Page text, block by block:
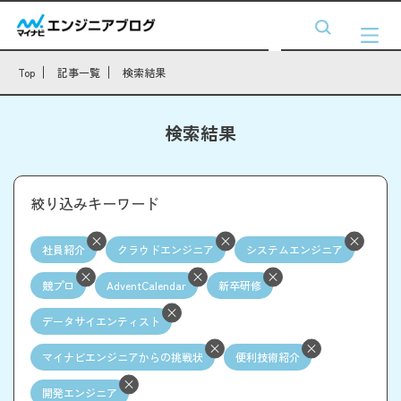
Top 記事一覧 検索結果
検索結果
絞り込みキーワード
社員紹介 クラウドエンジニア システムエンジニア
競プロ AdventCalendar 新卒研修
データサイエンティスト
マイナビエンジニアからの挑戦状 便利技術紹介
開発エンジニア